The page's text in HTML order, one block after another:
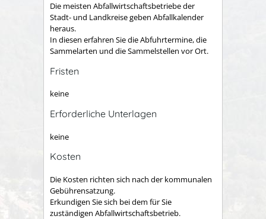
Die meisten Abfallwirtschaftsbetriebe der
Stadt- und Landkreise geben Abfallkalender
heraus.
In diesen erfahren Sie die Abfuhrtermine, die
Sammelarten und die Sammelstellen vor Ort.
Fristen
keine
Erforderliche Unterlagen
keine
Kosten
Die Kosten richten sich nach der kommunalen
Gebührensatzung.
Erkundigen Sie sich bei dem für Sie
zuständigen Abfallwirtschaftsbetrieb.